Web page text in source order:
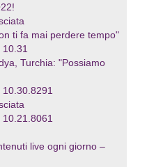
ti fa mai perdere tempo"
10.31
Turchia: "Possiamo
10.30.8291
10.21.8061
live ogni giorno –